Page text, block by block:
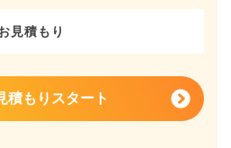
見積もり
積もりスタート